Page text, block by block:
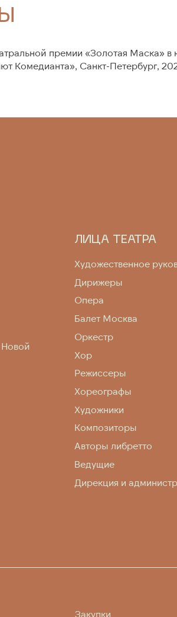
премии «Золотая Маска»
Комедианта», Санкт-Петербург,
Новой
ЛИЦА ТЕАТРА
Художественное
Дирижеры
Опера
Балет Москва
Оркестр
Хор
Режиссеры
Хореографы
Художники
Композиторы
Авторы либретто
Ведущие
Дирекция и
Закупки